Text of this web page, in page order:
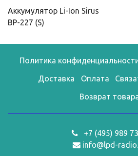
Аккумулятор Li-Ion Sirus
BP-227 (S)
Политика
Доставка Оплата
Возврат
+7 (495) 989
info@lpd-